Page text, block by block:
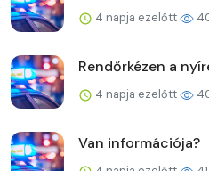
4 napja ezelőtt
Rendőrkézen a
4 napja ezelőtt
Van információja?